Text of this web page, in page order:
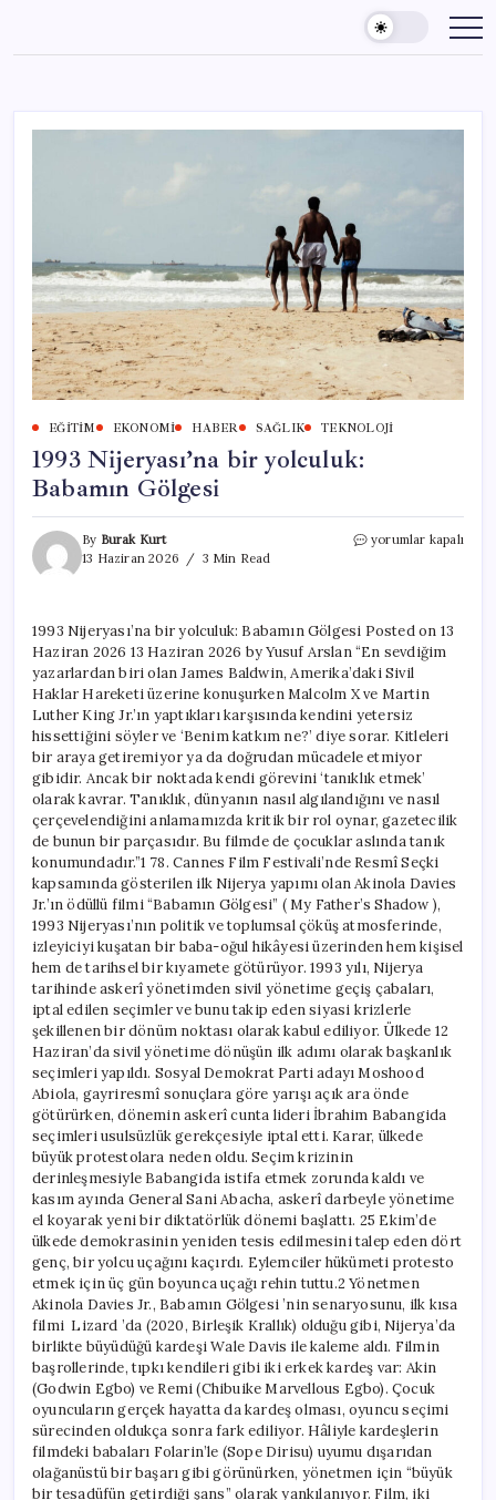
content
EĞITIM EKONOMI HABER SAĞLIK TEKNOLOJI
1993 Nijeryası’na bir yolculuk:
Babamın Gölgesi
By Burak Kurt
13 Haziran 2026
3 Min Read
1993
Gölgesi
için
yorumlar kapalı
1993 Nijeryası’na bir yolculuk: Babamın Gölgesi Posted on 13
Haziran 2026 13 Haziran 2026 by Yusuf Arslan “En sevdiğim
yazarlardan biri olan James Baldwin, Amerika’daki Sivil
Haklar Hareketi üzerine konuşurken Malcolm X ve Martin
Luther King Jr.’ın yaptıkları karşısında kendini yetersiz
hissettiğini söyler ve ‘Benim katkım ne?’ diye sorar. Kitleleri
bir araya getiremiyor ya da doğrudan mücadele etmiyor
gibidir. Ancak bir noktada kendi görevini ‘tanıklık etmek’
olarak kavrar. Tanıklık, dünyanın nasıl algılandığını ve nasıl
çerçevelendiğini anlamamızda kritik bir rol oynar, gazetecilik
de bunun bir parçasıdır. Bu filmde de çocuklar aslında tanık
konumundadır.”1 78. Cannes Film Festivali’nde Resmî Seçki
kapsamında gösterilen ilk Nijerya yapımı olan Akinola Davies
Jr.’ın ödüllü filmi “Babamın Gölgesi” ( My Father’s Shadow ),
1993 Nijeryası’nın politik ve toplumsal çöküş atmosferinde,
izleyiciyi kuşatan bir baba-oğul hikâyesi üzerinden hem kişisel
hem de tarihsel bir kıyamete götürüyor. 1993 yılı, Nijerya
tarihinde askerî yönetimden sivil yönetime geçiş çabaları,
iptal edilen seçimler ve bunu takip eden siyasi krizlerle
şekillenen bir dönüm noktası olarak kabul ediliyor. Ülkede 12
Haziran’da sivil yönetime dönüşün ilk adımı olarak başkanlık
seçimleri yapıldı. Sosyal Demokrat Parti adayı Moshood
Abiola, gayriresmî sonuçlara göre yarışı açık ara önde
götürürken, dönemin askerî cunta lideri İbrahim Babangida
seçimleri usulsüzlük gerekçesiyle iptal etti. Karar, ülkede
büyük protestolara neden oldu. Seçim krizinin
derinleşmesiyle Babangida istifa etmek zorunda kaldı ve
kasım ayında General Sani Abacha, askerî darbeyle yönetime
el koyarak yeni bir diktatörlük dönemi başlattı. 25 Ekim’de
ülkede demokrasinin yeniden tesis edilmesini talep eden dört
genç, bir yolcu uçağını kaçırdı. Eylemciler hükümeti protesto
etmek için üç gün boyunca uçağı rehin tuttu.2 Yönetmen
Akinola Davies Jr., Babamın Gölgesi ’nin senaryosunu, ilk kısa
filmi Lizard ’da (2020, Birleşik Krallık) olduğu gibi, Nijerya’da
birlikte büyüdüğü kardeşi Wale Davis ile kaleme aldı. Filmin
başrollerinde, tıpkı kendileri gibi iki erkek kardeş var: Akin
(Godwin Egbo) ve Remi (Chibuike Marvellous Egbo). Çocuk
oyuncuların gerçek hayatta da kardeş olması, oyuncu seçimi
sürecinden oldukça sonra fark ediliyor. Hâliyle kardeşlerin
filmdeki babaları Folarin’le (Sope Dirisu) uyumu dışarıdan
olağanüstü bir başarı gibi görünürken, yönetmen için “büyük
bir tesadüfün getirdiği şans” olarak yankılanıyor. Film, iki